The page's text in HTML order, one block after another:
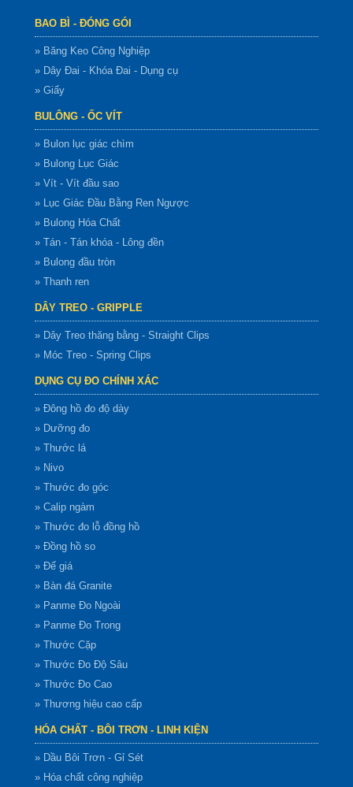
BAO BÌ - ĐÓNG GÓI
» Băng Keo Công Nghiệp
» Dây Đai - Khóa Đai - Dụng cụ
» Giấy
BULÔNG - ỐC VÍT
» Bulon lục giác chìm
» Bulong Lục Giác
» Vít - Vít đầu sao
» Lục Giác Đầu Bằng Ren Ngược
» Bulong Hóa Chất
» Tán - Tán khóa - Lông đền
» Bulong đầu tròn
» Thanh ren
DÂY TREO - GRIPPLE
» Dây Treo thăng bằng - Straight Clips
» Móc Treo - Spring Clips
DỤNG CỤ ĐO CHÍNH XÁC
» Đông hồ đo độ dày
» Dưỡng đo
» Thước lá
» Nivo
» Thước đo góc
» Calip ngàm
» Thước đo lỗ đồng hồ
» Đồng hồ so
» Đế giá
» Bàn đá Granite
» Panme Đo Ngoài
» Panme Đo Trong
» Thước Cặp
» Thước Đo Độ Sâu
» Thước Đo Cao
» Thương hiệu cao cấp
HÓA CHẤT - BÔI TRƠN - LINH KIỆN
» Dầu Bôi Trơn - Gỉ Sét
» Hóa chất công nghiệp